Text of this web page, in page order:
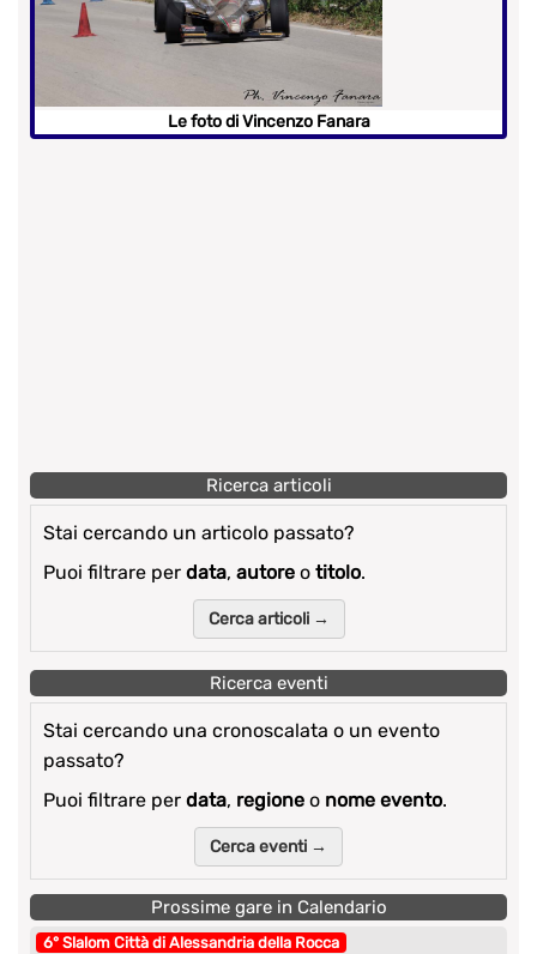
Le foto di Vincenzo Fanara
Ricerca articoli
Stai cercando un articolo passato?
Puoi filtrare per data, autore o titolo.
Cerca articoli →
Ricerca eventi
Stai cercando una cronoscalata o un evento
passato?
Puoi filtrare per data, regione o nome evento.
Cerca eventi →
Prossime gare in Calendario
6° Slalom Città di Alessandria della Rocca